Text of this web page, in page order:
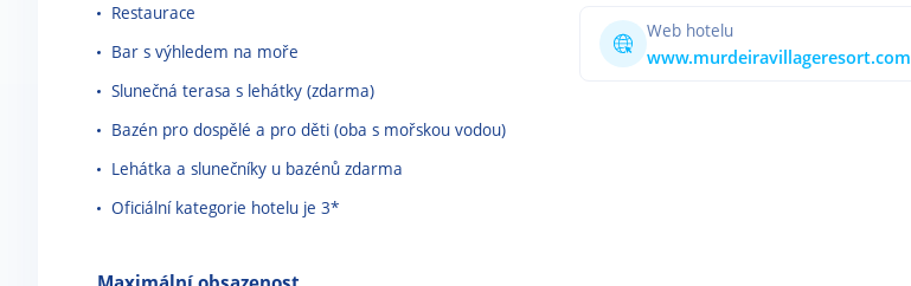
Restaurace
Bar s výhledem na moře
Slunečná terasa s lehátky (zdarma)
Bazén pro dospělé a pro děti (oba s mořskou vodou)
Lehátka a slunečníky u bazénů zdarma
Oficiální kategorie hotelu je 3*
Web hotelu
www.murdeiravillageresort.com